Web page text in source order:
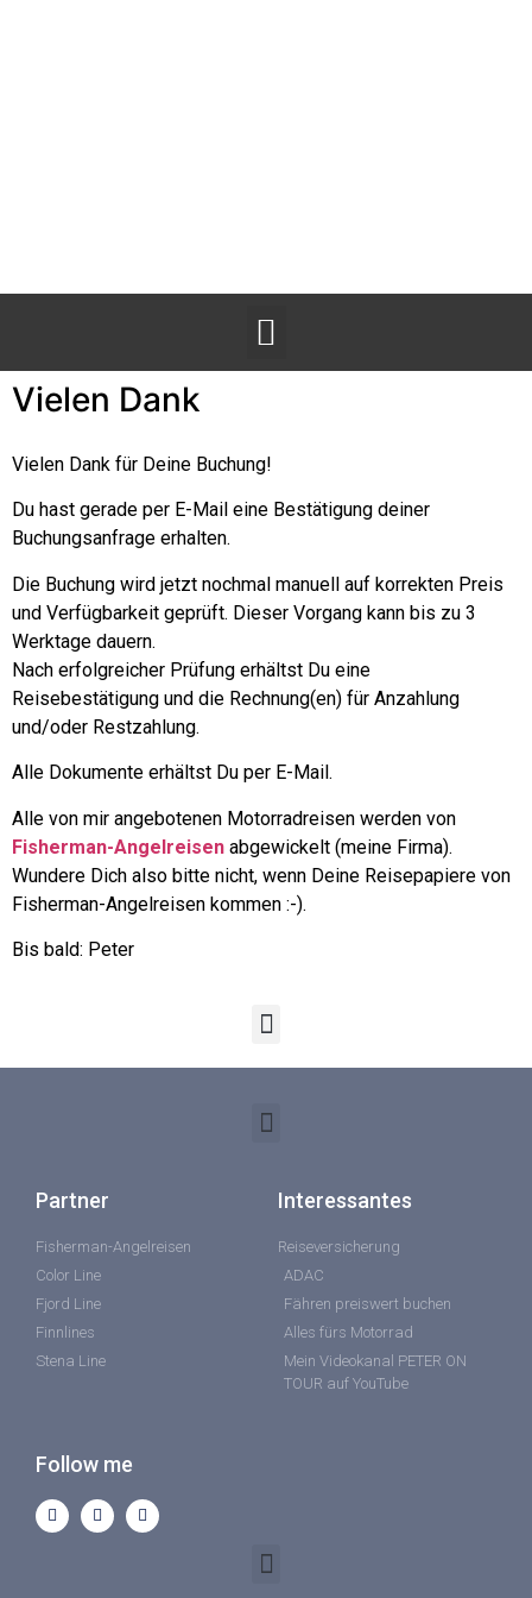
Vielen Dank
Vielen Dank für Deine Buchung!
Du hast gerade per E-Mail eine Bestätigung deiner
Buchungsanfrage erhalten.
Die Buchung wird jetzt nochmal manuell auf korrekten Preis
und Verfügbarkeit geprüft. Dieser Vorgang kann bis zu 3
Werktage dauern.
Nach erfolgreicher Prüfung erhältst Du eine
Reisebestätigung und die Rechnung(en) für Anzahlung
und/oder Restzahlung.
Alle Dokumente erhältst Du per E-Mail.
Alle von mir angebotenen Motorradreisen werden von
Fisherman-Angelreisen abgewickelt (meine Firma).
Wundere Dich also bitte nicht, wenn Deine Reisepapiere von
Fisherman-Angelreisen kommen :-).
Bis bald: Peter
Partner
Fisherman-Angelreisen
Color Line
Fjord Line
Finnlines
Stena Line
Interessantes
Reiseversicherung
ADAC
Fähren preiswert buchen
Alles fürs Motorrad
Mein Videokanal PETER ON
TOUR auf YouTube
Follow me